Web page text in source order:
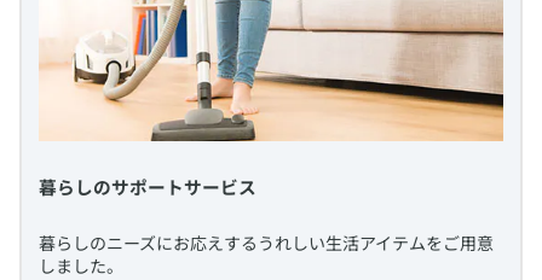
​暮らしのサポートサービス
​暮らしのニーズにお応えするうれしい生活アイテムをご用意
しました。